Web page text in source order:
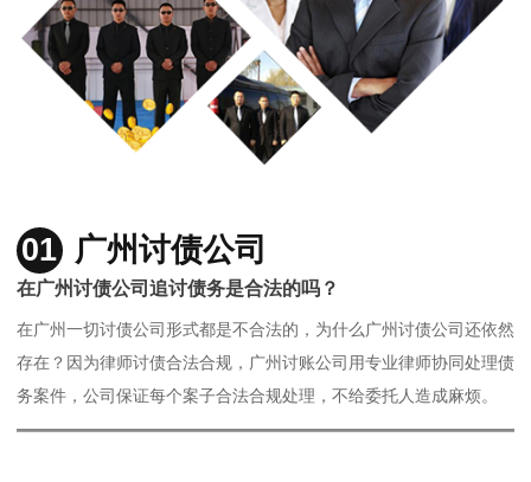
01 广州讨债公司
在广州讨债公司追讨债务是合法的吗？
在广州一切讨债公司形式都是不合法的，为什么广州讨债公司还依然
存在？因为律师讨债合法合规，广州讨账公司用专业律师协同处理债
务案件，公司保证每个案子合法合规处理，不给委托人造成麻烦。